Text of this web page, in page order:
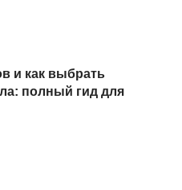
и как выбрать
полный гид для